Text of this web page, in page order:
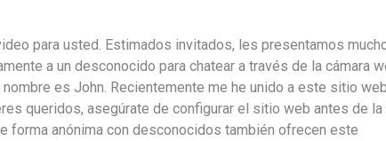
para usted. Estimados invitados, les presentamos
a un desconocido para chatear a través de la cámara
es John. Recientemente me he unido a este sitio
queridos, asegúrate de configurar el sitio web antes de la
forma anónima con desconocidos también ofrecen este